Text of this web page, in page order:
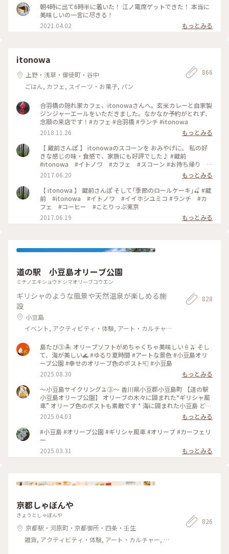
朝4時に出て6時半に着いた！ 江ノ電席ゲットできた！ 本当に
美味しいの一言に尽きる！
2021.04.02
もっとみる
itonowa
上野・浅草・御徒町・谷中
ごはん, カフェ, スイーツ・お菓子, パン
866
合羽橋の隠れ家カフェ、itonowaさんへ。玄米カレーと自家製
ジンジャーエールをいただきました。なかなか予約がとれず、
念願の来店です！#カフェ #合羽橋 #ランチ #itonowa
2018.11.26
もっとみる
【 蔵前さんぽ 】 itonowaのスコーンを おみやげに。 私の好
きな感じの味・食感で、家族にも好評でした♪ #蔵前
#itonowa #イトノワ #カフェ #スコーン #お持ち帰り #
おみやげ
2017.06.20
もっとみる
【 itonowa 】 蔵前さんぽ そして｢季節のロールケーキ｣🍒 #蔵
前 #itonowa #イトノワ #イイホシユミコ #ランチ #カ
フェ #コーヒー #ことりっぷ東京
2017.06.19
もっとみる
道の駅 小豆島オリーブ公園
ミチノエキショウドシマオリーブコウエン
ギリシャのような風景や天然温泉が楽しめる施
設
小豆島
イベント, アクティビティ・体験, アート・カルチャ
828
島たび③🏝️ オリーブソフトがめちゃくちゃ美味しい🍦🫒 そし
て、海が美しい🌊 #ゆるり夏時間 #アートな景色 #小豆島オリ
ーブ公園 #幸せのオリーブ色のポスト📮 #小豆島
2025.08.30
もっとみる
～小豆島サイクリング🫒③～ 香川県小豆郡小豆島町 【道の駅
小豆島オリーブ公園】 オリーブの木々に囲まれた“ギリシャ風
車” オリーブ色のポストも素敵です * 海に囲まれた小豆島 どの
場所にいても 少し高いところに登るだけで 瀬戸内海を一望で
きます✨️ #アートな景色 #香川 #小豆島 #道の駅小豆島オリーブ
公園 #ギリシャ風車 #オリーブポスト #瀬戸内海
2025.04.03
もっとみる
#小豆島 #オリーブ公園 #ギリシャ風車 #オリーブ #カーフェリ
ー
2025.03.31
もっとみる
京都しゃぼんや
きょうとしゃぼんや
京都駅・河原町・京都御所・四条・壬生
雑貨, アクティビティ・体験, アート・カルチャー, ラ
826